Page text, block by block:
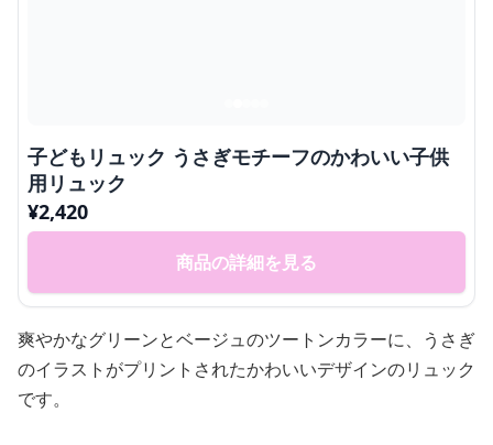
子どもリュック うさぎモチーフのかわいい子供
用リュック
¥2,420
商品の詳細を見る
爽やかなグリーンとベージュのツートンカラーに、うさぎ
のイラストがプリントされたかわいいデザインのリュック
です。